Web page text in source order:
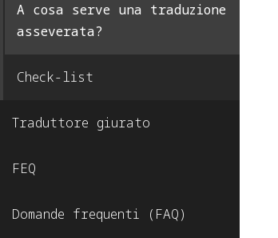
A cosa serve una traduzione
asseverata?
Check-list
Traduttore giurato
FEQ
Domande frequenti (FAQ)